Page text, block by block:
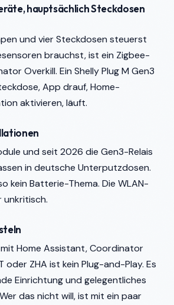
hauptsächlich Steckdosen
und vier Steckdosen steuerst
brauchst, ist ein Zigbee-
Overkill. Ein Shelly Plug M Gen3
App drauf, Home-
aktivieren, läuft.
und seit 2026 die Gen3-Relais
in deutsche Unterputzdosen.
kein Batterie-Thema. Die WLAN-
unkritisch.
Home Assistant, Coordinator
oder ZHA ist kein Plug-and-Play. Es
Einrichtung und gelegentliches
das nicht will, ist mit ein paar